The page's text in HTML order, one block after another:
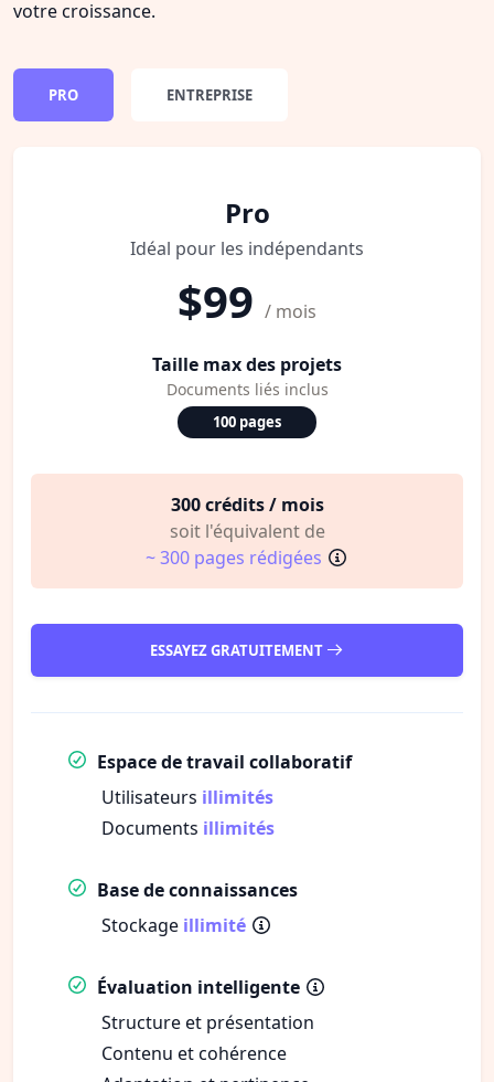
votre croissance.
PRO ENTREPRISE
Pro
Idéal pour les indépendants
$99 / mois
Taille max des projets
Documents liés inclus
100 pages
300 crédits / mois
soit l'équivalent de
~ 300 pages rédigées
ESSAYEZ GRATUITEMENT
Espace de travail collaboratif
Utilisateurs illimités
Documents illimités
Base de connaissances
Stockage illimité
Évaluation intelligente
Structure et présentation
Contenu et cohérence